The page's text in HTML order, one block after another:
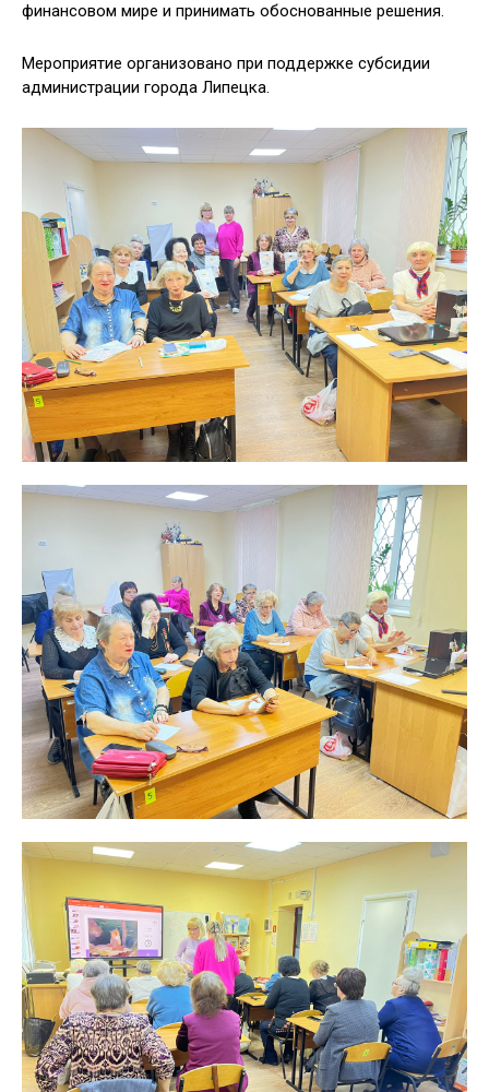
финансовом мире и принимать обоснованные решения.
Мероприятие организовано при поддержке субсидии
администрации города Липецка.